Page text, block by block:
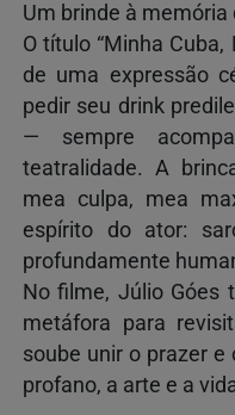
Um brinde à
O título “Minha
de uma expressão
pedir seu drink
— sempre
teatralidade. A
mea culpa, mea
espírito do ator:
profundamente
No filme, Júlio Góes
metáfora para
soube unir o prazer
profano, a arte e a